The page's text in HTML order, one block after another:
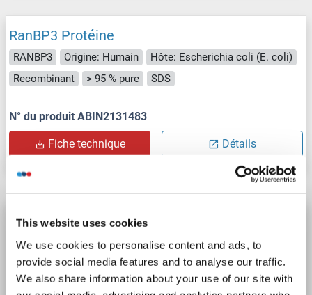
This website uses cookies
We use cookies to personalise content and ads, to
provide social media features and to analyse our traffic.
We also share information about your use of our site with
RanBP3 Protéine
RANBP3 Origine: Humain
Hôte: Escherichia coli (E. coli)
Recombinant
> 95 % pure SDS
N° du produit ABIN2131483
Fiche technique Détails
RanBP3 Protein (AA 101-244) (DYKDDDDK
Tag)
RANBP3 Origine: Humain
Hôte: Escherichia coli (E. coli)
Recombinant